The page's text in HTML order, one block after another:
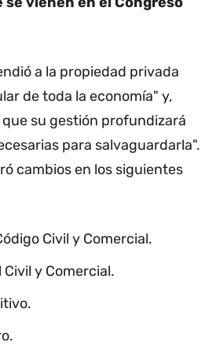
a la propiedad privada
de toda la economía" y,
su gestión profundizará
para salvaguardarla".
cambios en los siguientes
Civil y Comercial.
y Comercial.